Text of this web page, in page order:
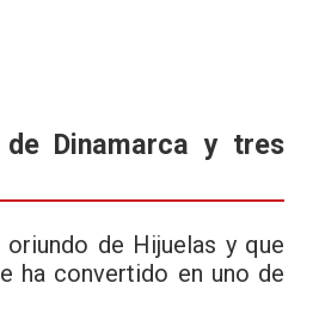
Dinamarca y tres
de Hijuelas y que
ha convertido en uno de